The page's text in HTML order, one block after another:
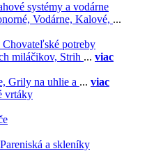
systémy a vodárne
Vodárne, Kalové, ...
Chovateľské potreby
miláčikov, Strih ... viac
Grily na uhlie a ... viac
vrtáky
Pareniská a skleníky